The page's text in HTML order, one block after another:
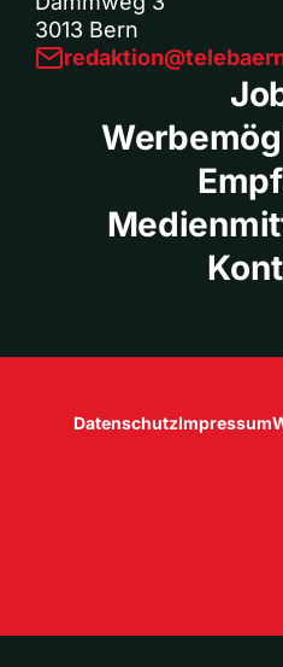
3013 Bern
DatenschutzImpressum